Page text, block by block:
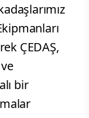
ÇEDAŞ,
bir